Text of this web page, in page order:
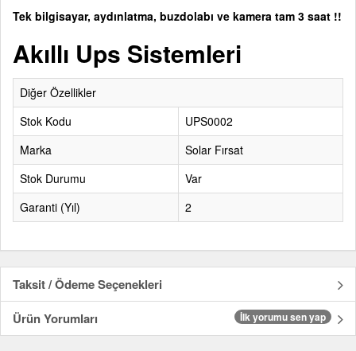
Tek bilgisayar, aydınlatma, buzdolabı ve kamera tam 3 saat !!
Akıllı Ups Sistemleri
Diğer Özellikler
Stok Kodu
UPS0002
Marka
Solar Fırsat
Stok Durumu
Var
Garanti (Yıl)
2
Taksit / Ödeme Seçenekleri
Ürün Yorumları
İlk yorumu sen yap